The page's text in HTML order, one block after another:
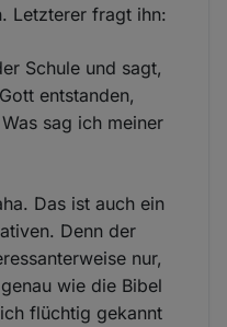
Letzterer fragt ihn:
Schule und sagt,
entstanden,
sag ich meiner
Das ist auch ein
Denn der
nur,
wie die Bibel
flüchtig gekannt